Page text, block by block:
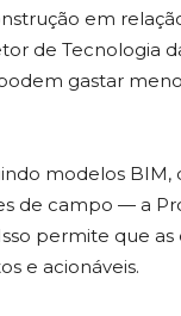
em
de Tecnologia
gastar
modelos BIM,
de campo — a
permite que as
e acionáveis.